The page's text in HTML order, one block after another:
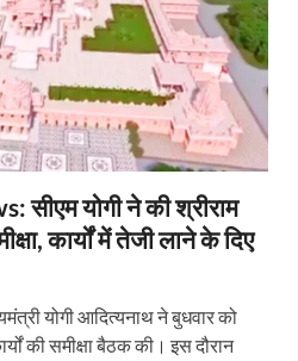
योगी ने की श्रीराम
कार्यों में तेजी लाने के दिए
योगी आदित्यनाथ ने बुधवार को
की समीक्षा बैठक की। इस दौरान